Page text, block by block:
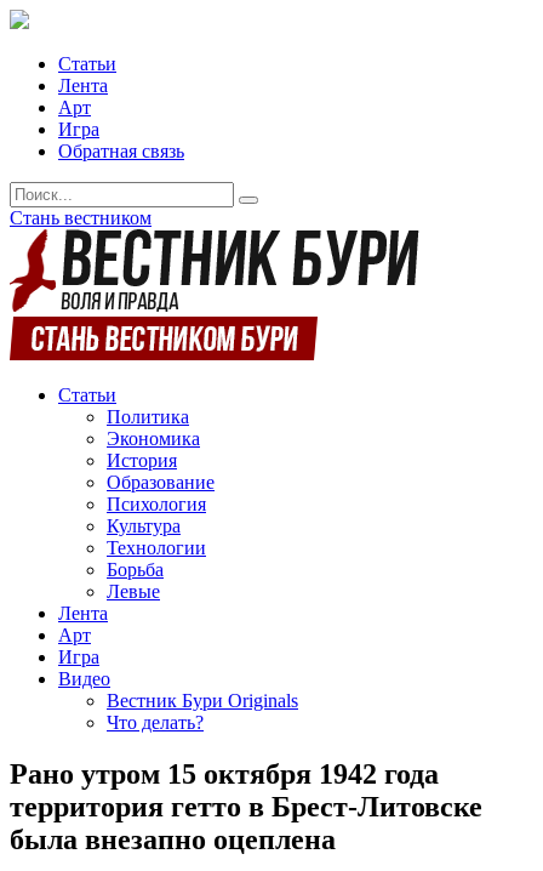
Статьи
Лента
Арт
Игра
Обратная связь
Стань вестником
Статьи
Политика
Экономика
История
Образование
Психология
Культура
Технологии
Борьба
Левые
Лента
Арт
Игра
Видео
Вестник Бури Originals
Что делать?
Рано утром 15 октября 1942 года
территория гетто в Брест-Литовске
была внезапно оцеплена